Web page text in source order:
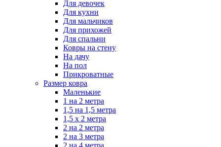
Для девочек
Для кухни
Для мальчиков
Для прихожей
Для спальни
Ковры на стену
На дачу
На пол
Прикроватные
Размер ковра
Маленькие
1 на 2 метра
1,5 на 1,5 метра
1,5 х 2 метра
2 на 2 метра
2 на 3 метра
2 на 4 метра